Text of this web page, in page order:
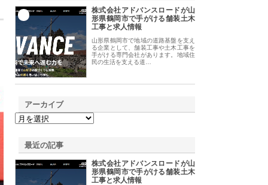
株式会社アドバンスロードが山
形県鶴岡市で手がける舗装土木
工事と求人情報
山形県鶴岡市で地域の道路基盤を支え
る企業として、舗装工事や土木工事を
手がける専門会社があります。地域住
民の生活を支える道…
アーカイブ
最近の記事
株式会社アドバンスロードが山
形県鶴岡市で手がける舗装土木
工事と求人情報